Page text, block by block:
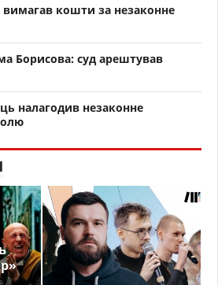
кошти за незаконне
Борисова: суд арештував
налагодив незаконне